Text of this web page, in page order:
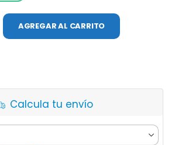
AGREGAR AL CARRITO
Calcula tu envío